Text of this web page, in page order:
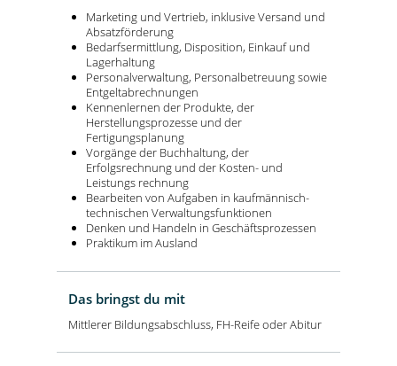
Marketing und Vertrieb, inklusive Versand und
Absatzförderung
Bedarfsermittlung, Disposition, Einkauf und
Lagerhaltung
Personalverwaltung, Personalbetreuung sowie
Entgeltabrechnungen
Kennenlernen der Produkte, der
Herstellungsprozesse und der
Fertigungsplanung
Vorgänge der Buchhaltung, der
Erfolgsrechnung und der Kosten- und
Leistungs rechnung
Bearbeiten von Aufgaben in kaufmännisch-
technischen Verwaltungsfunktionen
Denken und Handeln in Geschäftsprozessen
Praktikum im Ausland
Das bringst du mit
Mittlerer Bildungsabschluss, FH-Reife oder Abitur